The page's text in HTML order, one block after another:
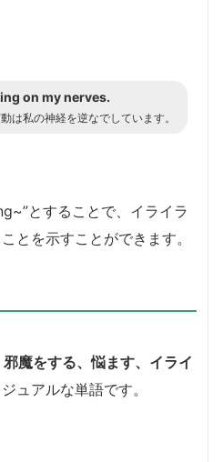
on my nerves.
は私の神経を逆なでしています。
とすることで、イライラ
とを示すことができます。
魔をする、悩ます、イライ
ュアルな単語です。